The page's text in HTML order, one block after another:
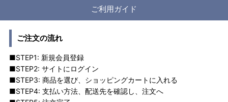
ご利用ガイド
ご注文の流れ
■STEP1: 新規会員登録
■STEP2: サイトにログイン
■STEP3: 商品を選び、ショッピングカートに入れる
■STEP4: 支払い方法、配送先を確認し、注文へ